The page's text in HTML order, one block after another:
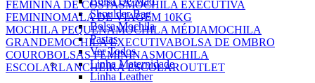
Shoulder Bag
Bolsa Mochila
Pastas
Ver Todos
Linha Maternidade
Linha Leather
FEMININA DE COSTASMOCHILA EXECUTIVA
FEMININOMALA DE VIAGEM 10KG
MOCHILA PEQUENAMOCHILA MÉDIAMOCHILA
GRANDEMOCHILA EXECUTIVABOLSA DE OMBRO
COUROBOLSAS FEMININASMOCHILA
ESCOLARLANCHEIRA ESCOLAROUTLET